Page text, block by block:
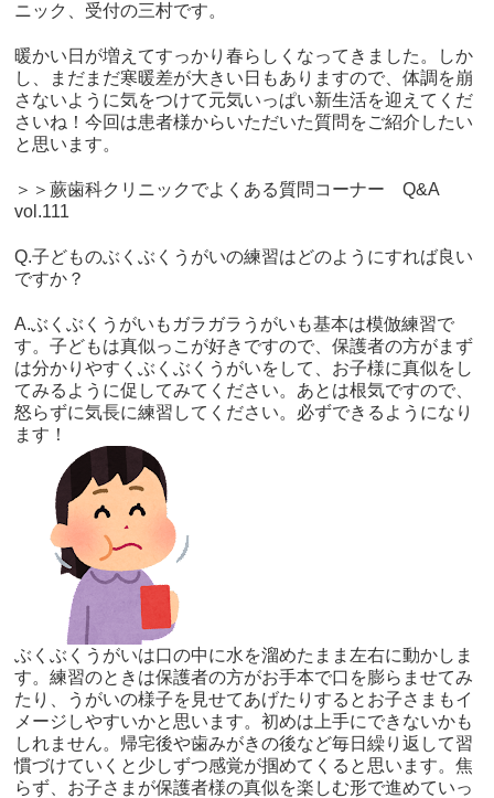
ニック、受付の三村です。
暖かい日が増えてすっかり春らしくなってきました。しか
し、まだまだ寒暖差が大きい日もありますので、体調を崩
さないように気をつけて元気いっぱい新生活を迎えてくだ
さいね！今回は患者様からいただいた質問をご紹介したい
と思います。
＞＞蕨歯科クリニックでよくある質問コーナー Q&A
vol.111
Q.子どものぶくぶくうがいの練習はどのようにすれば良い
ですか？
A.ぶくぶくうがいもガラガラうがいも基本は模倣練習で
す。子どもは真似っこが好きですので、保護者の方がまず
は分かりやすくぶくぶくうがいをして、お子様に真似をし
てみるように促してみてください。あとは根気ですので、
怒らずに気長に練習してください。必ずできるようになり
ます！
ぶくぶくうがいは口の中に水を溜めたまま左右に動かしま
す。練習のときは保護者の方がお手本で口を膨らませてみ
たり、うがいの様子を見せてあげたりするとお子さまもイ
メージしやすいかと思います。初めは上手にできないかも
しれません。帰宅後や歯みがきの後など毎日繰り返して習
慣づけていくと少しずつ感覚が掴めてくると思います。焦
らず、お子さまが保護者様の真似を楽しむ形で進めていっ